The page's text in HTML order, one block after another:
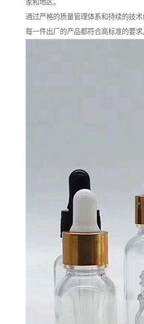
家和地区。
通过严格的质量管理体系和持续的技
每一件出厂的产品都符合高标准的要求